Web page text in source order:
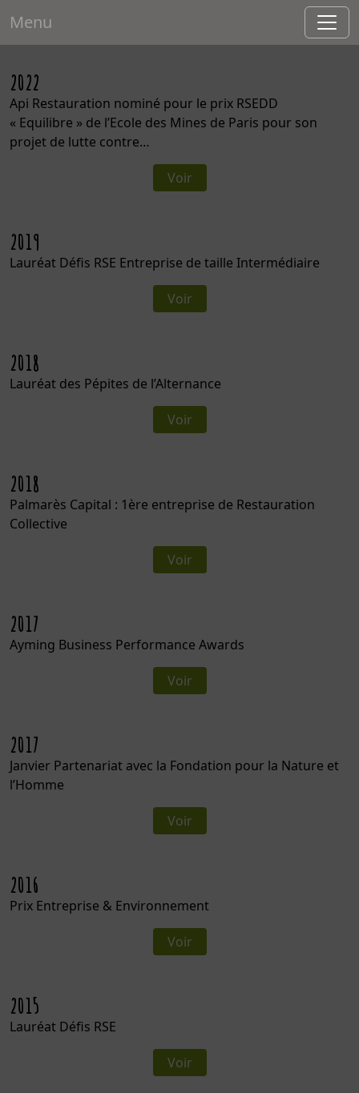
Menu
2022
Api Restauration nominé pour le prix RSEDD
« Equilibre » de l’Ecole des Mines de Paris pour son
projet de lutte contre…
Voir
2019
Lauréat Défis RSE Entreprise de taille Intermédiaire
Voir
2018
Lauréat des Pépites de l’Alternance
Voir
2018
Palmarès Capital : 1ère entreprise de Restauration
Collective
Voir
2017
Ayming Business Performance Awards
Voir
2017
Janvier Partenariat avec la Fondation pour la Nature et
l’Homme
Voir
2016
Prix Entreprise & Environnement
Voir
2015
Lauréat Défis RSE
Voir